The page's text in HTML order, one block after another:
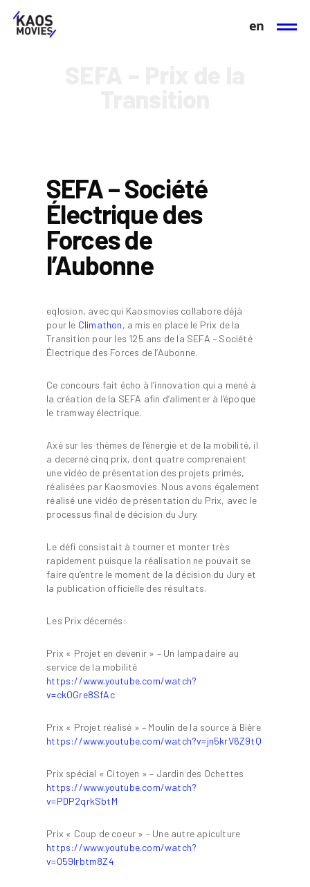
en
SEFA – Société
Électrique des
Forces de
l’Aubonne
eqlosion, avec qui Kaosmovies collabore déjà
pour le Climathon, a mis en place le Prix de la
Transition pour les 125 ans de la SEFA – Société
Électrique des Forces de l’Aubonne.
Ce concours fait écho à l’innovation qui a mené à
la création de la SEFA afin d’alimenter à l’époque
le tramway électrique.
Axé sur les thèmes de l’énergie et de la mobilité, il
a decerné cinq prix, dont quatre comprenaient
une vidéo de présentation des projets primés,
réalisées par Kaosmovies. Nous avons également
réalisé une vidéo de présentation du Prix, avec le
processus final de décision du Jury.
Le défi consistait à tourner et monter très
rapidement puisque la réalisation ne pouvait se
faire qu’entre le moment de la décision du Jury et
la publication officielle des résultats.
Les Prix décernés:
Prix « Projet en devenir » – Un lampadaire au
service de la mobilité
https://www.youtube.com/watch?
v=ckOGre8SfAc
Prix « Projet réalisé » – Moulin de la source à Bière
https://www.youtube.com/watch?v=jn5krV6Z9tQ
Prix spécial « Citoyen » – Jardin des Ochettes
https://www.youtube.com/watch?
v=PDP2qrkSbtM
Prix « Coup de coeur » – Une autre apiculture
https://www.youtube.com/watch?
v=059Irbtm8Z4